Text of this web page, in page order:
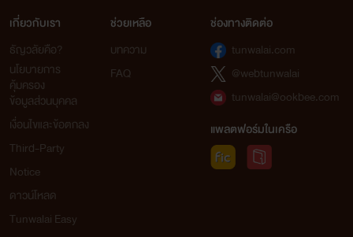
เกี่ยวกับเรา
ธัญวลัยคือ?
นโยบายการ
คุ้มครอง
ข้อมูลส่วนบุคคล
เงื่อนไขและข้อตกลง
Third-Party
Notice
ดาวน์โหลด
Tunwalai Easy
ช่วยเหลือ
บทความ
FAQ
ช่องทางติดต่อ
tunwalai.com
@webtunwalai
tunwalai@ookbee.com
แพลตฟอร์มในเครือ